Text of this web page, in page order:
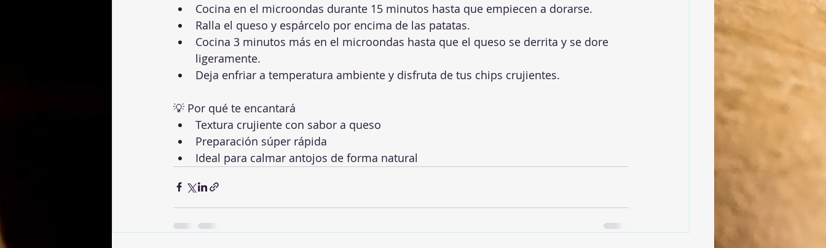
Cocina en el microondas durante 15 minutos hasta que empiecen a dorarse.
Ralla el queso y espárcelo por encima de las patatas.
Cocina 3 minutos más en el microondas hasta que el queso se derrita y se dore
ligeramente.
Deja enfriar a temperatura ambiente y disfruta de tus chips crujientes.
💡 Por qué te encantará
Textura crujiente con sabor a queso
Preparación súper rápida
Ideal para calmar antojos de forma natural